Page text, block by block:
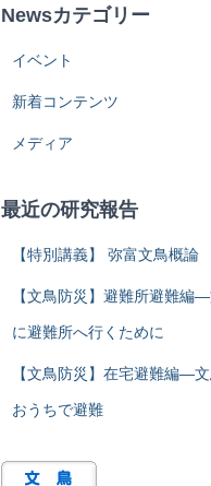
Newsカテゴリー
イベント
新着コンテンツ
メディア
最近の研究報告
【特別講義】 弥富文鳥概論
【文鳥防災】避難所避難編
に避難所へ行くために
【文鳥防災】在宅避難編―
おうちで避難